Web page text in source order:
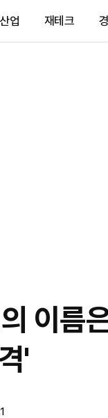
산업 재테크
이름
'